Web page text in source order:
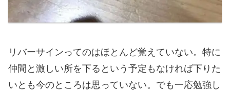
リバーサインってのはほとんど覚えていない。特に
仲間と激しい所を下るという予定もなければ下りた
いとも今のところは思っていない。でも一応勉強し